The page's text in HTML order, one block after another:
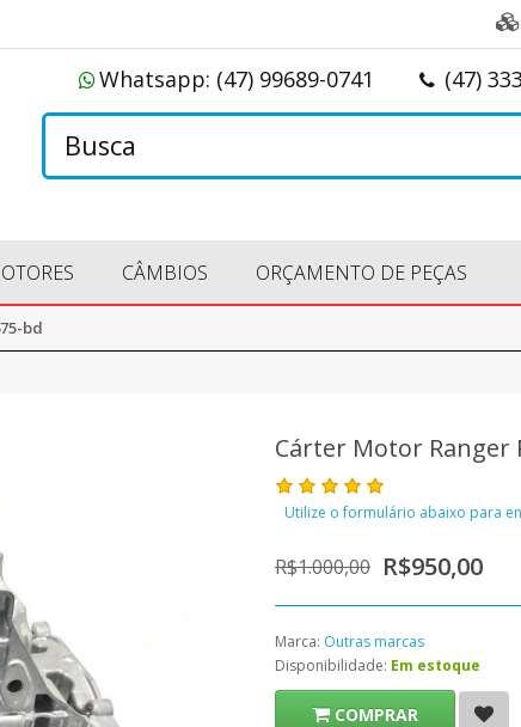
Whatsapp: (47) 99689-0741 (47)
CÂMBIOS ORÇAMENTO DE PEÇAS
bd
Cárter Motor Ranger
Utilize o formulário abaixo para
R$1.000,00 R$950,00
Marca: Outras marcas
Disponibilidade: Em estoque
COMPRAR